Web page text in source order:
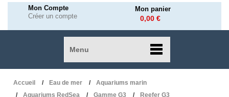
Mon Compte
Créer un compte
Mon panier
0,00 €
Menu
Accueil Eau de mer
Aquariums marin
Aquariums RedSea
Gamme G3
Reefer G3